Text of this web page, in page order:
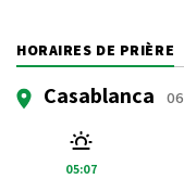
HORAIRES DE PRIÈRE
Casablanca
05:07